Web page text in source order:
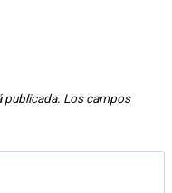
publicada. Los campos